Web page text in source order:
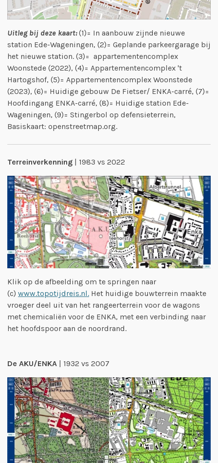
Uitleg bij deze kaart:(1)= In aanbouw zijnde nieuwe
station Ede-Wageningen, (2)= Geplande parkeergarage bij
het nieuwe station. (3)= appartementencomplex
Woonstede (2022), (4)= Appartementencomplex 't
Hartogshof, (5)= Appartementencomplex Woonstede
(2023), (6)= Huidige gebouw De Fietser/ ENKA-carré, (7)=
Hoofdingang ENKA-carré, (8)= Huidige station Ede-
Wageningen, (9)= Stingerbol op defensieterrein,
Basiskaart: openstreetmap.org.
Terreinverkenning | 1983 vs 2022
Klik op de afbeelding om te springen naar
(c) www.topotijdreis.nl. Het huidige bouwterrein maakte
vroeger deel uit van het rangeerterrein voor de wagons
met chemicaliën voor de ENKA, met een verbinding naar
het hoofdspoor aan de noordrand.
De AKU/ENKA | 1932 vs 2007